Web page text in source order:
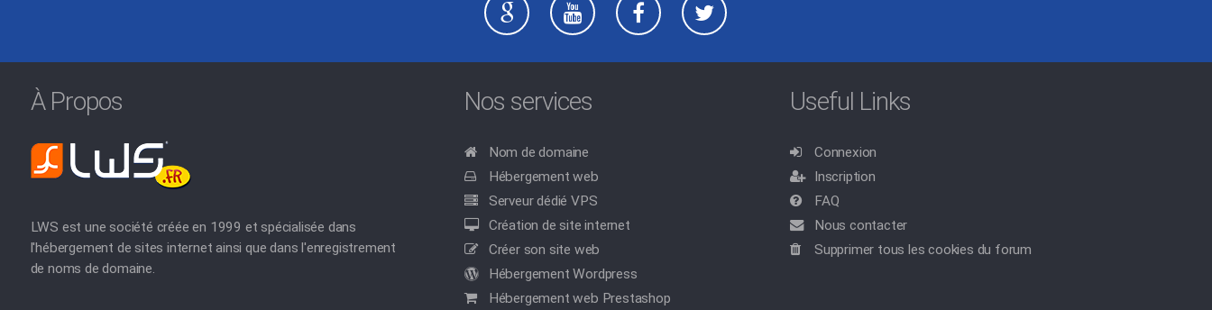
À Propos
LWS est une société créée en 1999 et spécialisée dans
l'hébergement de sites internet ainsi que dans l'enregistrement
de noms de domaine.
Nos services
Nom de domaine
Hébergement web
Serveur dédié VPS
Création de site internet
Créer son site web
Hébergement Wordpress
Hébergement web Prestashop
Useful Links
Connexion
Inscription
FAQ
Nous contacter
Supprimer tous les cookies du forum